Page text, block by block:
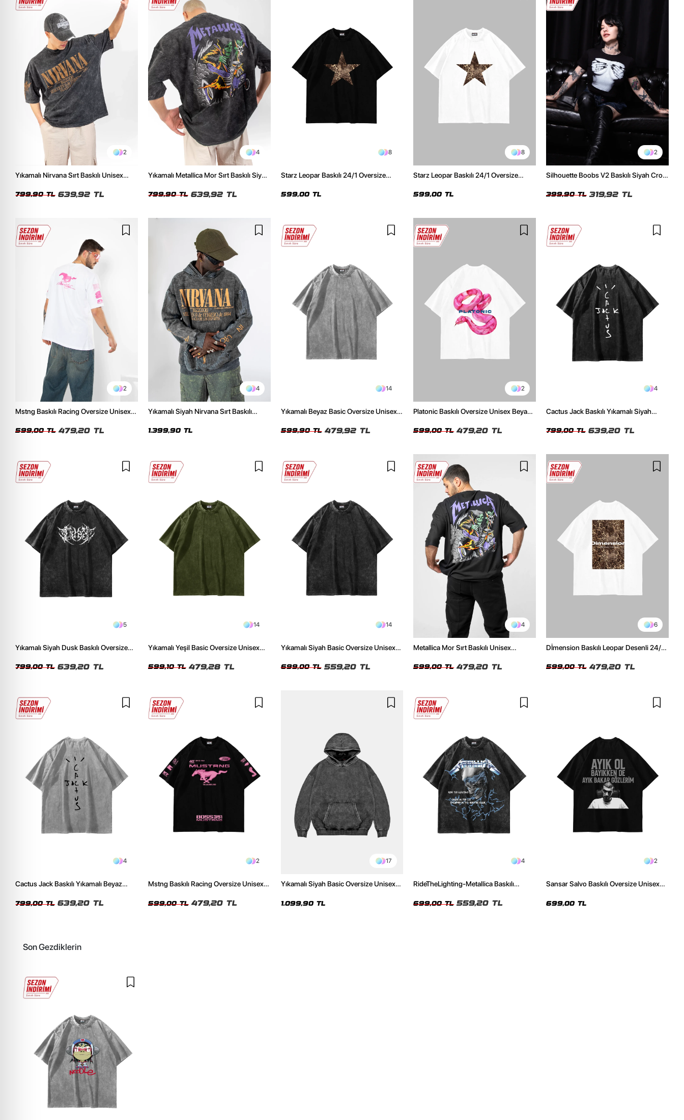
2
Yıkamalı Nirvana Sırt Baskılı Unisex
799,90 TL 639,92 TL
4
Yıkamalı Metallica Mor Sırt Baskılı Siyah
799,90 TL 639,92 TL
8
Starz Leopar Baskılı 24/1 Oversize
599,00 TL
8
Starz Leopar Baskılı 24/1 Oversize
599,00 TL
2
Silhouette Boobs V2 Baskılı Siyah Crop
399,90 TL 319,92 TL
2
Mstng Baskılı Racing Oversize Unisex
599,00 TL 479,20 TL
4
Yıkamalı Siyah Nirvana Sırt Baskılı
1.399,90 TL
14
Yıkamalı Beyaz Basic Oversize Unisex
599,90 TL 479,92 TL
2
Platonic Baskılı Oversize Unisex Beyaz
599,00 TL 479,20 TL
4
Cactus Jack Baskılı Yıkamalı Siyah
799,00 TL 639,20 TL
5
Yıkamalı Siyah Dusk Baskılı Oversize
799,00 TL 639,20 TL
14
Yıkamalı Yeşil Basic Oversize Unisex
599,10 TL 479,28 TL
14
Yıkamalı Siyah Basic Oversize Unisex
699,00 TL 559,20 TL
4
Metallica Mor Sırt Baskılı Unisex
599,00 TL 479,20 TL
6
Dİmension Baskılı Leopar Desenli 24/1
599,00 TL 479,20 TL
4
Cactus Jack Baskılı Yıkamalı Beyaz
799,00 TL 639,20 TL
2
Mstng Baskılı Racing Oversize Unisex
599,00 TL 479,20 TL
17
Yıkamalı Siyah Basic Oversize Unisex
1.099,90 TL
4
RideTheLighting-Metallica Baskılı
699,00 TL 559,20 TL
2
Sansar Salvo Baskılı Oversize Unisex
699,00 TL
Son Gezdiklerin